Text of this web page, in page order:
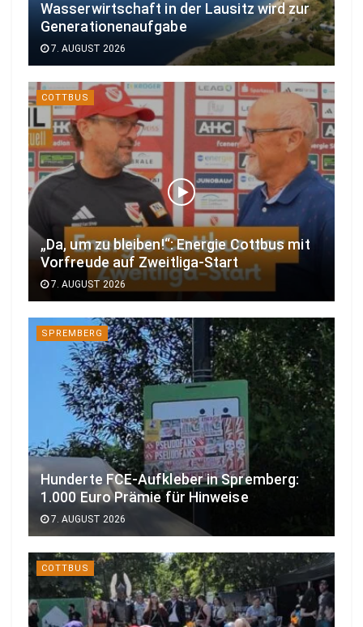
Wasserwirtschaft in der Lausitz wird zur
Generationenaufgabe
7. AUGUST 2026
COTTBUS
„Da, um zu bleiben!“: Energie Cottbus mit
Vorfreude auf Zweitliga-Start
7. AUGUST 2026
SPREMBERG
Hunderte FCE-Aufkleber in Spremberg:
1.000 Euro Prämie für Hinweise
7. AUGUST 2026
COTTBUS